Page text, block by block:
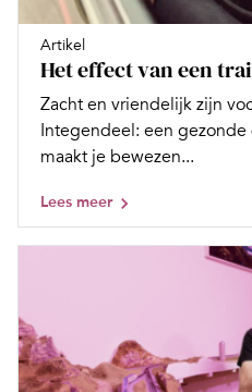
Artikel
Het effect van een
Zacht en vriendelijk zijn
Integendeel: een gezonde
maakt je bewezen...
Lees meer